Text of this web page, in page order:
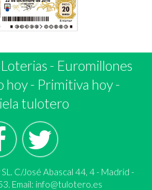
- Euromillones
hoy- Primitiva hoy-
tulotero
C/José Abascal 44, 4 - Madrid -
Email: info@tulotero.es